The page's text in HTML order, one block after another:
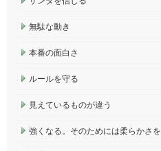
無駄な動き
本番の面白さ
ルールを守る
見えているものが違う
強くなる。そのためには柔らかさを